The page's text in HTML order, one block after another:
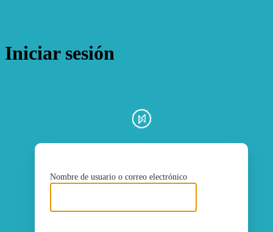
Iniciar sesión
Nombre de usuario o correo electrónico